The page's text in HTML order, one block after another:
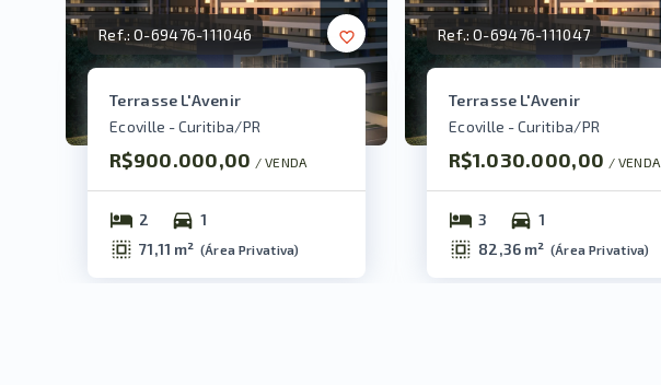
Ref.:O-69476-111046
Terrasse L'Avenir
Ecoville - Curitiba/PR
R$900.000,00 / VENDA
2
1
71,11 m² (Área Privativa)
Ref.:O-69476-111047
Terrasse L'Avenir
Ecoville - Curitiba/PR
R$1.030.000,00 / VENDA
3
1
82,36 m² (Área Privativa)